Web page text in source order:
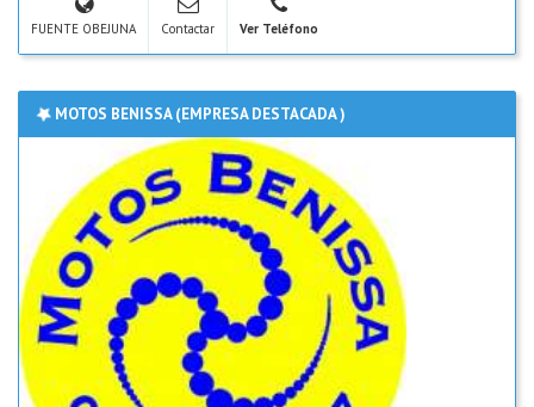
FUENTE OBEJUNA Contactar Ver Teléfono
MOTOS BENISSA (EMPRESA DESTACADA )